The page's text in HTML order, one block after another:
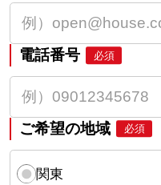
電話番号 必須
ご希望の地域 必須
関東